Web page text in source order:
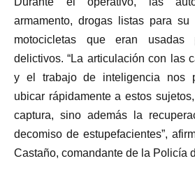
armamento, drogas listas para
motocicletas que eran usadas
delictivos. “La articulación con las
y el trabajo de inteligencia nos
ubicar rápidamente a estos
captura, sino además la
decomiso de estupefacientes”,
Castaño, comandante de la Policía